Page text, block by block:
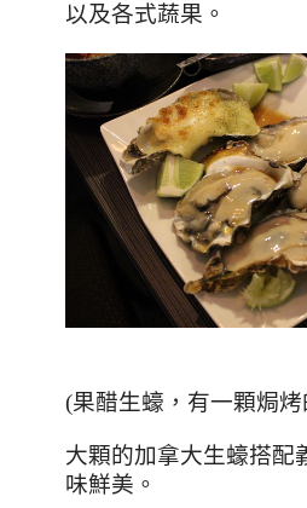
以及各式蔬果。
(果醋生蠔，有一顆焗
大顆的加拿大生蠔搭配
味鮮美。